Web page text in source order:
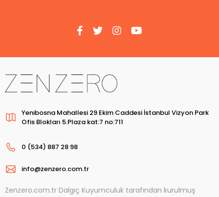
Yenibosna Mahallesi 29 Ekim Caddesi İstanbul Vizyon Park
Ofis Blokları 5.Plaza kat:7 no:711
0 (534) 887 28 98
info@zenzero.com.tr
Zenzero.com.tr Dalgıç Kuyumculuk tarafından kurulmuş